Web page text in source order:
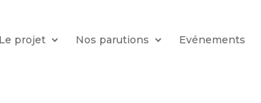
Le projet Nos parutions Evénements